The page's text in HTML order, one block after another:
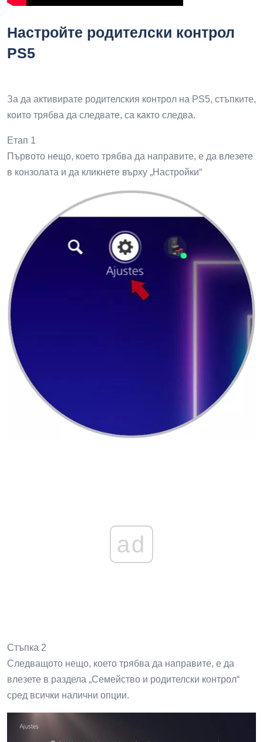
Настройте родителски контрол
PS5
За да активирате родителския контрол на PS5, стъпките,
които трябва да следвате, са както следва.
Етап 1
Първото нещо, което трябва да направите, е да влезете
в конзолата и да кликнете върху „Настройки“
ad
Стъпка 2
Следващото нещо, което трябва да направите, е да
влезете в раздела „Семейство и родителски контрол“
сред всички налични опции.